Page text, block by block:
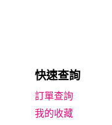
快速查詢
我的收藏